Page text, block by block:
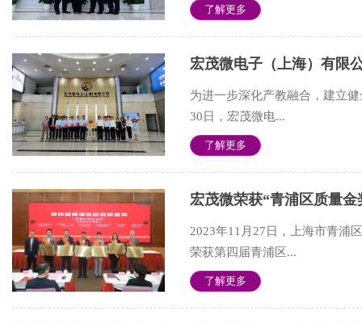
了解更多
宏茂微电子（上海）有限
为进一步深化产教融合，建立
30日，宏茂微电...
了解更多
宏茂微荣获“青浦区质量金
2023年11月27日，上海市青浦
荣获第四届青浦区...
了解更多